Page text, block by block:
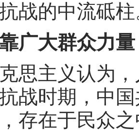
战的中流砥
大群众力量
主义认为，
战时期，中
存在于民众